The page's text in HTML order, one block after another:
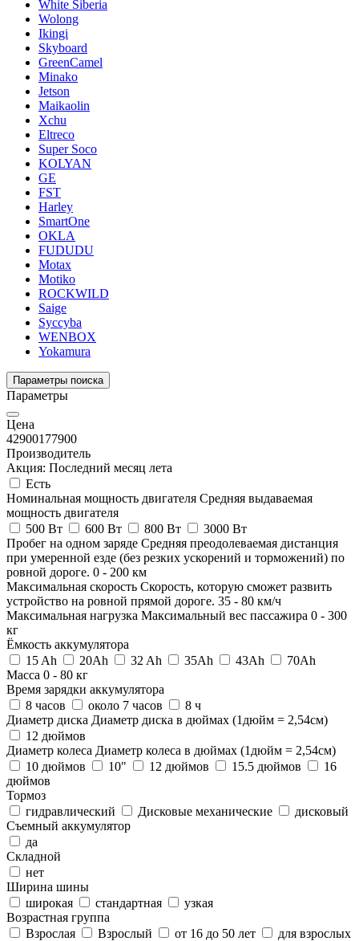
White Siberia
Wolong
Ikingi
Skyboard
GreenCamel
Minako
Jetson
Maikaolin
Xchu
Eltreco
Super Soco
KOLYAN
GE
FST
Harley
SmartOne
OKLA
FUDUDU
Motax
Motiko
ROCKWILD
Saige
Syccyba
WENBOX
Yokamura
Параметры поиска
Параметры
Цена
42900177900
Производитель
Акция: Последний месяц лета
Есть
Номинальная мощность двигателя Средняя выдаваемая
мощность двигателя
500 Вт
600 Вт 800 Вт
3000 Вт
Пробег на одном заряде Средняя преодолеваемая дистанция
при умеренной езде (без резких ускорений и торможений) по
ровной дороге. 0 - 200 км
Максимальная скорость Скорость, которую сможет развить
устройство на ровной прямой дороге. 35 - 80 км/ч
Максимальная нагрузка Максимальный вес пассажира 0 - 300
кг
Ёмкость аккумулятора
15 Ah
20Ah 32 Ah 35Ah 43Ah
70Ah
Масса 0 - 80 кг
Время зарядки аккумулятора
8 часов
около 7 часов
8 ч
Диаметр диска Диаметр диска в дюймах (1дюйм = 2,54см)
12 дюймов
Диаметр колеса Диаметр колеса в дюймах (1дюйм = 2,54см)
10 дюймов
10" 12 дюймов 15.5 дюймов
16
дюймов
Тормоз
гидравлический
Дисковые механические
дисковый
Съемный аккумулятор
да
Складной
нет
Ширина шины
широкая
стандартная
узкая
Возрастная группа
Взрослая
Взрослый от 16 до 50 лет
для взрослых